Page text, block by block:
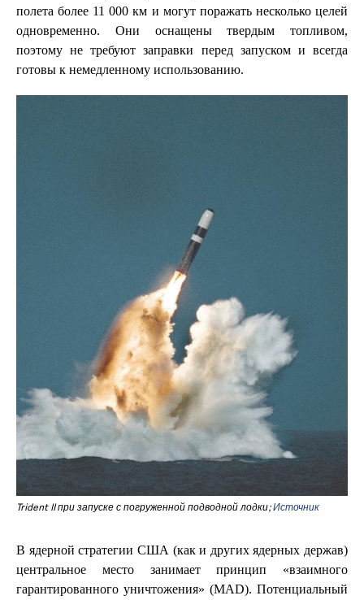
полета более 11 000 км и могут поражать несколько целей
одновременно. Они оснащены твердым топливом,
поэтому не требуют заправки перед запуском и всегда
готовы к немедленному использованию.
Trident II при запуске с погруженной подводной лодки;Источник
В ядерной стратегии США (как и других ядерных держав)
центральное место занимает принцип «взаимного
гарантированного уничтожения» (MAD). Потенциальный